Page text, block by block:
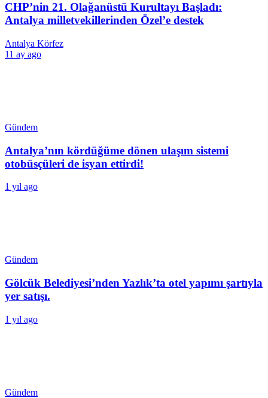
CHP’nin 21. Olağanüstü Kurultayı Başladı:
Antalya milletvekillerinden Özel’e destek
Antalya Körfez
11 ay ago
Gündem
Antalya’nın kördüğüme dönen ulaşım sistemi
otobüsçüleri de isyan ettirdi!
1 yıl ago
Gündem
Gölcük Belediyesi’nden Yazlık’ta otel yapımı şartıyla
yer satışı.
1 yıl ago
Gündem